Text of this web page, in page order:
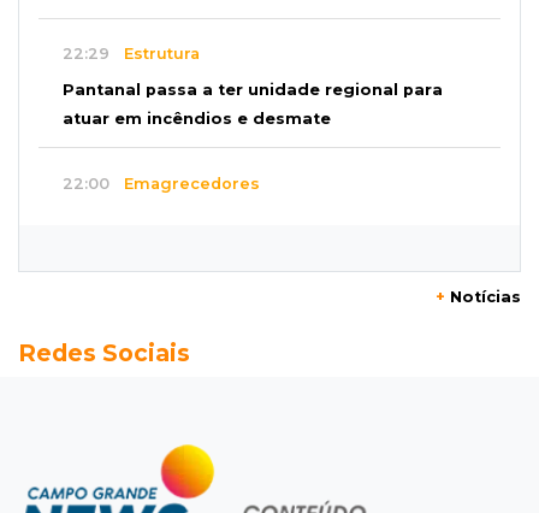
22:29 Estrutura
Pantanal passa a ter unidade regional para
atuar em incêndios e desmate
22:00 Emagrecedores
Granizo danifica telhados e plantações
Agregado
Inter perde para o Corinthians mas avança às
quartas da Copa do Brasil
+ Notícias
Redes Sociais